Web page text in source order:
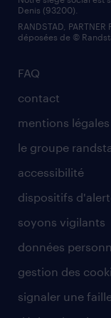
FAQ
contact
mentions légales
le groupe
accessibilité
dispositifs
soyons vigilants
données
gestion des
signaler une
Denis (93200).
RANDSTAD, PARTNER
déposées de ©